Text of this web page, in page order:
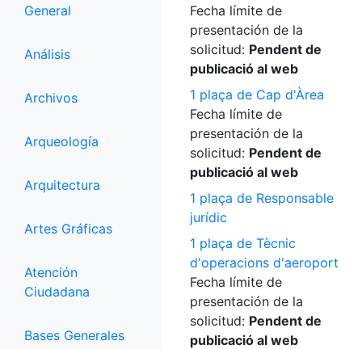
General
Análisis
Archivos
Arqueología
Arquitectura
Artes Gráficas
Atención
Ciudadana
Bases Generales
Fecha límite de
presentación de la
solicitud: Pendent de
publicació al web
1 plaça de Cap d'Àrea
Fecha límite de
presentación de la
solicitud: Pendent de
publicació al web
1 plaça de Responsable
jurídic
1 plaça de Tècnic
d'operacions d'aeroport
Fecha límite de
presentación de la
solicitud: Pendent de
publicació al web